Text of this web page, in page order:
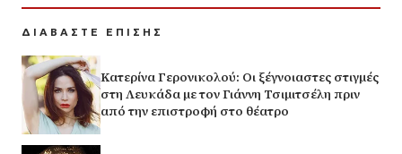
ΔΙΑΒΑΣΤΕ ΕΠΙΣΗΣ
Κατερίνα Γερονικολού: Οι ξέγνοιαστες στιγμές
στη Λευκάδα με τον Γιάννη Τσιμιτσέλη πριν
από την επιστροφή στο θέατρο